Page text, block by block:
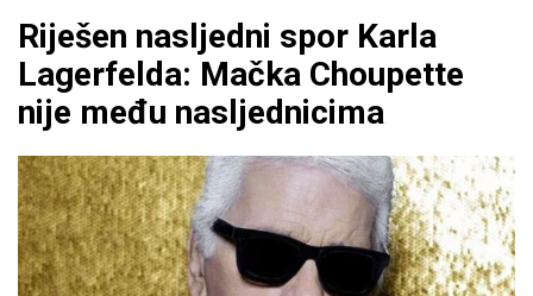
Riješen nasljedni spor Karla
Lagerfelda: Mačka Choupette
nije među nasljednicima